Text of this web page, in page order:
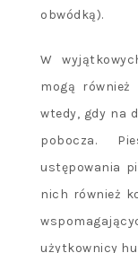
obwódką).
W
mogą
wtedy, gdy na
pobocza.
ustępowania
nich również
użytkownicy